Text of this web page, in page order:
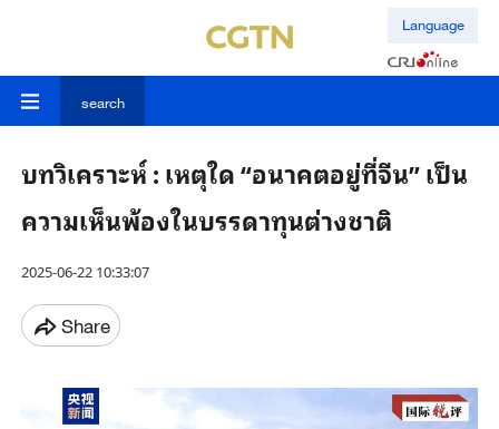
Language
search
บทวิเคราะห์ : เหตุใด “อนาคตอยู่ที่จีน” เป็น
ความเห็นพ้องในบรรดาทุนต่างชาติ
2025-06-22 10:33:07
Share